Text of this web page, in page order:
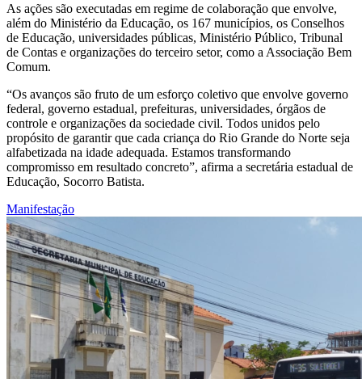
As ações são executadas em regime de colaboração que envolve,
além do Ministério da Educação, os 167 municípios, os Conselhos
de Educação, universidades públicas, Ministério Público, Tribunal
de Contas e organizações do terceiro setor, como a Associação Bem
Comum.
“Os avanços são fruto de um esforço coletivo que envolve governo
federal, governo estadual, prefeituras, universidades, órgãos de
controle e organizações da sociedade civil. Todos unidos pelo
propósito de garantir que cada criança do Rio Grande do Norte seja
alfabetizada na idade adequada. Estamos transformando
compromisso em resultado concreto”, afirma a secretária estadual de
Educação, Socorro Batista.
Manifestação